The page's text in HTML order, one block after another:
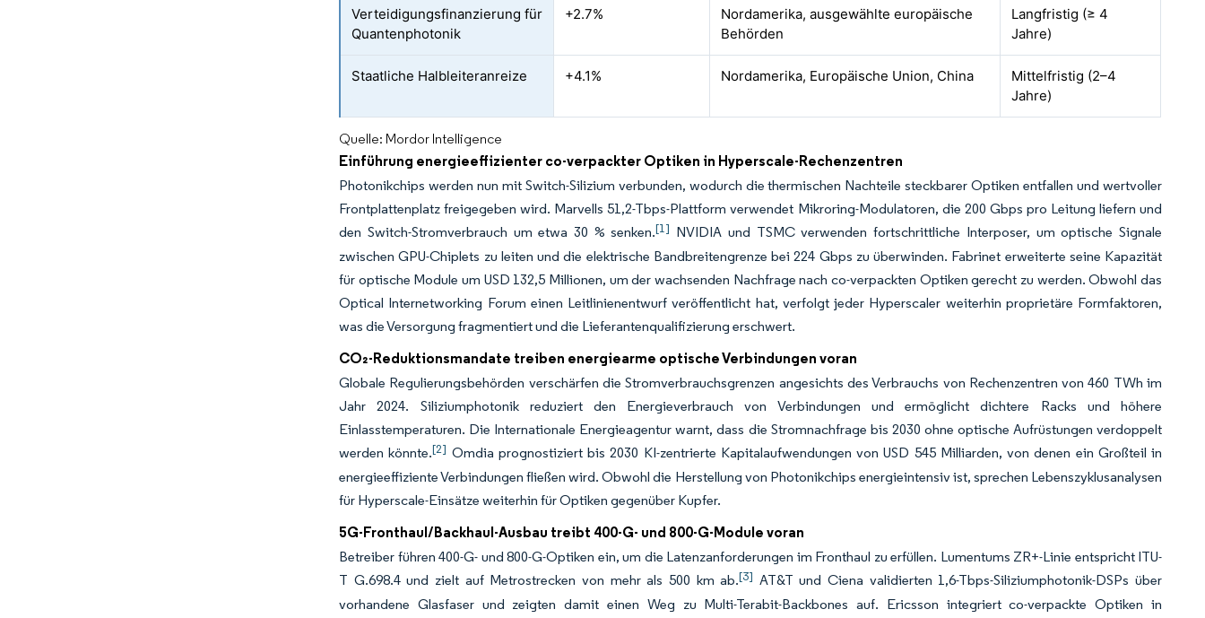
Verteidigungsfinanzierung für
Quantenphotonik
+2.7%
Nordamerika, ausgewählte europäische
Behörden
Langfristig (≥ 4
Jahre)
Staatliche Halbleiteranreize +4.1% Nordamerika, Europäische Union, China
Mittelfristig (2–4
Jahre)
Quelle: Mordor Intelligence
Einführung energieeffizienter co-verpackter Optiken in Hyperscale-Rechenzentren
Photonikchips werden nun mit Switch-Silizium verbunden, wodurch die thermischen Nachteile steckbarer Optiken entfallen und wertvoller
Frontplattenplatz freigegeben wird. Marvells 51,2-Tbps-Plattform verwendet Mikroring-Modulatoren, die 200 Gbps pro Leitung liefern und
den Switch-Stromverbrauch um etwa 30 % senken.[1] NVIDIA und TSMC verwenden fortschrittliche Interposer, um optische Signale
zwischen GPU-Chiplets zu leiten und die elektrische Bandbreitengrenze bei 224 Gbps zu überwinden. Fabrinet erweiterte seine Kapazität
für optische Module um USD 132,5 Millionen, um der wachsenden Nachfrage nach co-verpackten Optiken gerecht zu werden. Obwohl das
Optical Internetworking Forum einen Leitlinienentwurf veröffentlicht hat, verfolgt jeder Hyperscaler weiterhin proprietäre Formfaktoren,
was die Versorgung fragmentiert und die Lieferantenqualifizierung erschwert.
CO₂-Reduktionsmandate treiben energiearme optische Verbindungen voran
Globale Regulierungsbehörden verschärfen die Stromverbrauchsgrenzen angesichts des Verbrauchs von Rechenzentren von 460 TWh im
Jahr 2024. Siliziumphotonik reduziert den Energieverbrauch von Verbindungen und ermöglicht dichtere Racks und höhere
Einlasstemperaturen. Die Internationale Energieagentur warnt, dass die Stromnachfrage bis 2030 ohne optische Aufrüstungen verdoppelt
werden könnte.[2] Omdia prognostiziert bis 2030 KI-zentrierte Kapitalaufwendungen von USD 545 Milliarden, von denen ein Großteil in
energieeffiziente Verbindungen fließen wird. Obwohl die Herstellung von Photonikchips energieintensiv ist, sprechen Lebenszyklusanalysen
für Hyperscale-Einsätze weiterhin für Optiken gegenüber Kupfer.
5G-Fronthaul/Backhaul-Ausbau treibt 400-G- und 800-G-Module voran
Betreiber führen 400-G- und 800-G-Optiken ein, um die Latenzanforderungen im Fronthaul zu erfüllen. Lumentums ZR+-Linie entspricht ITU-
T G.698.4 und zielt auf Metrostrecken von mehr als 500 km ab.[3] AT&T und Ciena validierten 1,6-Tbps-Siliziumphotonik-DSPs über
vorhandene Glasfaser und zeigten damit einen Weg zu Multi-Terabit-Backbones auf. Ericsson integriert co-verpackte Optiken in